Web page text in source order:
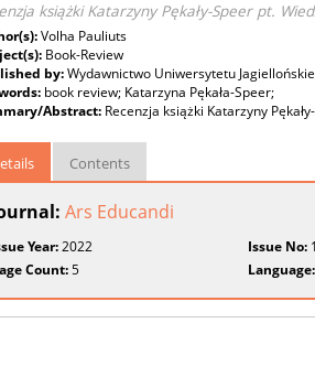
książki Katarzyny Pękały-Speer pt.
Volha Pauliuts
Book-Review
by:Wydawnictwo Uniwersytetu
book review; Katarzyna Pękała-Speer;
Abstract: Recenzja książki Katarzyny
Contents
Ars Educandi
Year:2022 Issue No:
Count:5 Language: